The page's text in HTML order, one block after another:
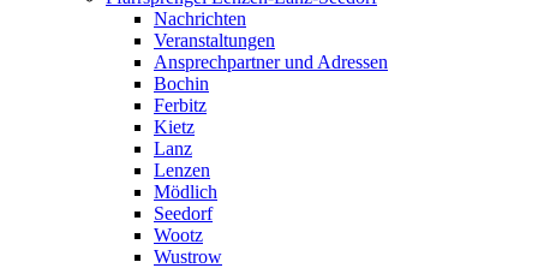
Nachrichten
Veranstaltungen
Ansprechpartner und Adressen
Bochin
Ferbitz
Kietz
Lanz
Lenzen
Mödlich
Seedorf
Wootz
Wustrow